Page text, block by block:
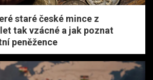
staré české mince z
tak vzácné a jak poznat
peněžence